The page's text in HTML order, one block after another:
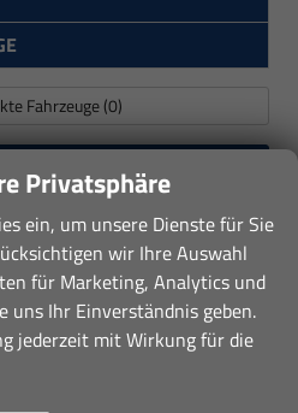
Fahrzeuge (0)
wir Mitglied:
Privatsphäre
ein, um unsere Dienste für Sie
wir Ihre Auswahl
für Marketing, Analytics und
uns Ihr Einverständnis geben.
jederzeit mit Wirkung für die